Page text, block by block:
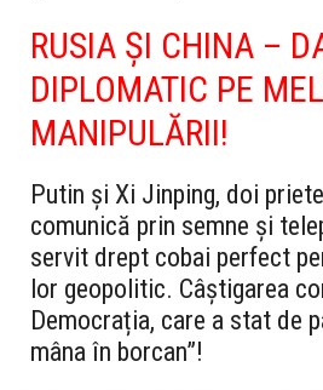
RUSIA ȘI CHINA –
DIPLOMATIC PE
MANIPULĂRII!
Putin și Xi Jinping, doi
comunică prin semne și
servit drept cobai perfect
lor geopolitic. Câștigarea
Democrația, care a stat de
mâna în borcan”!